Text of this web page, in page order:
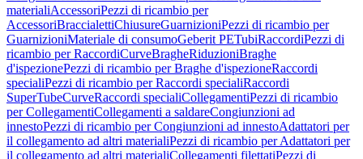
materialiAccessoriPezzi di ricambio per
AccessoriBraccialettiChiusureGuarnizioniPezzi di ricambio per
GuarnizioniMateriale di consumoGeberit PETubiRaccordiPezzi di
ricambio per RaccordiCurveBragheRiduzioniBraghe
d'ispezionePezzi di ricambio per Braghe d'ispezioneRaccordi
specialiPezzi di ricambio per Raccordi specialiRaccordi
SuperTubeCurveRaccordi specialiCollegamentiPezzi di ricambio
per CollegamentiCollegamenti a saldareCongiunzioni ad
innestoPezzi di ricambio per Congiunzioni ad innestoAdattatori per
il collegamento ad altri materialiPezzi di ricambio per Adattatori per
il collegamento ad altri materialiCollegamenti filettatiPezzi di